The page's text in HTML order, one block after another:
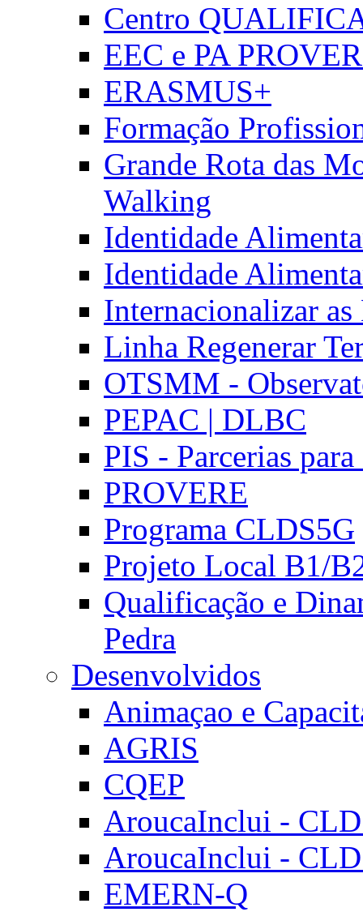
Centro
EEC e PA
ERASMUS+
Formação
Grande Rota das
Walking
Identidade
Identidade
Internacionalizar
Linha Regenerar
OTSMM -
PEPAC | DLBC
PIS - Parcerias
PROVERE
Programa CLDS5G
Projeto Local B1/
Qualificação e
Pedra
Desenvolvidos
Animaçao e
AGRIS
CQEP
AroucaInclui -
AroucaInclui -
EMERN-Q